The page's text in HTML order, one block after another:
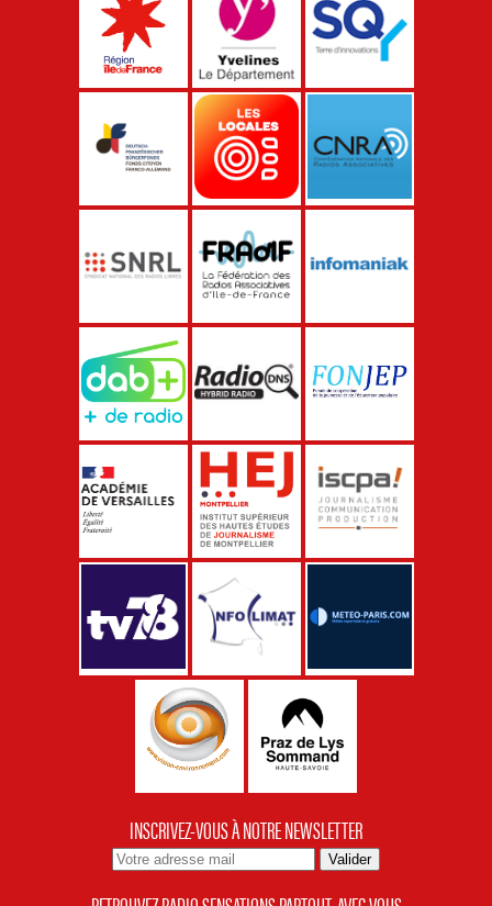
INSCRIVEZ-VOUS À NOTRE NEWSLETTER